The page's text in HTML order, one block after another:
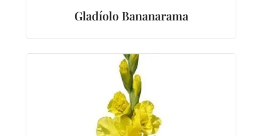
Gladíolo Bananarama